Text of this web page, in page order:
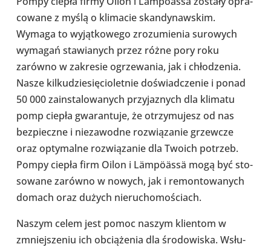
co­wane z myślą o kli­ma­cie skan­dy­naw­skim.
Wymaga to wyjąt­ko­wego zro­zu­mie­nia suro­wych
wymagań sta­wia­nych przez różne pory roku
zarówno w zakre­sie ogrze­wa­nia, jak i chło­dze­nia.
Nasze kil­ku­dzie­się­cio­let­nie doświad­cze­nie i ponad
50 000 zain­sta­lo­wa­nych przy­ja­znych dla klimatu
pomp ciepła gwa­ran­tuje, że otrzy­mu­jesz od nas
bez­pieczne i nie­za­wodne roz­wią­za­nie grzew­cze
oraz opty­malne roz­wią­za­nie dla Twoich potrzeb.
Pompy ciepła firm Oilon i Lämpöässä mogą być sto­
so­wane zarówno w nowych, jak i remon­to­wa­nych
domach oraz dużych nie­ru­cho­mo­ściach.
Naszym celem jest pomoc naszym klien­tom w
zmniej­sze­niu ich obcią­że­nia dla śro­do­wi­ska. Wsłu­